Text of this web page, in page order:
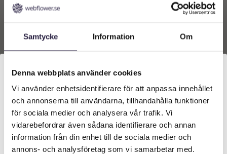
Samtycke Information Om
Denna webbplats använder cookies
Vi använder enhetsidentifierare för att anpassa innehållet
och annonserna till användarna, tillhandahålla funktioner
för sociala medier och analysera vår trafik. Vi
vidarebefordrar även sådana identifierare och annan
information från din enhet till de sociala medier och
annons- och analysföretag som vi samarbetar med.
Ros | Konstgjord
blommande girlang
vit147 cm
Från:789kr
Välkommen till Webflower
Vilken typ av kund är du? Du kan alltid justera ditt val
längst upp på sidan.
Företagskund (exkl. moms)